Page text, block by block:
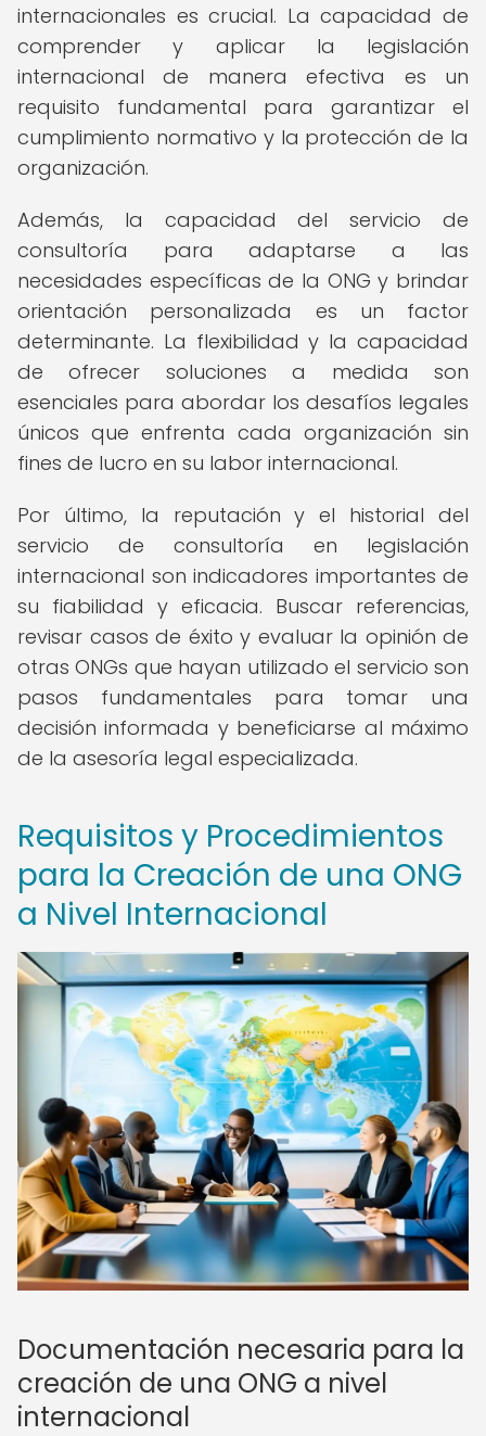
internacionales es crucial. La capacidad de
comprender y aplicar la legislación
internacional de manera efectiva es un
requisito fundamental para garantizar el
cumplimiento normativo y la protección de la
organización.
Además, la capacidad del servicio de
consultoría para adaptarse a las
necesidades específicas de la ONG y brindar
orientación personalizada es un factor
determinante. La flexibilidad y la capacidad
de ofrecer soluciones a medida son
esenciales para abordar los desafíos legales
únicos que enfrenta cada organización sin
fines de lucro en su labor internacional.
Por último, la reputación y el historial del
servicio de consultoría en legislación
internacional son indicadores importantes de
su fiabilidad y eficacia. Buscar referencias,
revisar casos de éxito y evaluar la opinión de
otras ONGs que hayan utilizado el servicio son
pasos fundamentales para tomar una
decisión informada y beneficiarse al máximo
de la asesoría legal especializada.
Requisitos y Procedimientos
para la Creación de una ONG
a Nivel Internacional
Documentación necesaria para la
creación de una ONG a nivel
internacional